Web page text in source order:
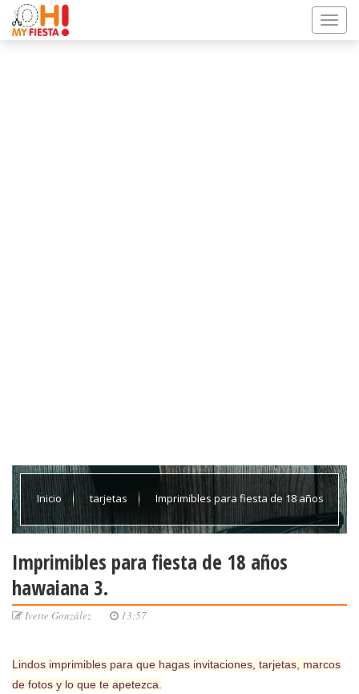
Inicio tarjetas Imprimibles para fiesta de 18 años
Imprimibles para fiesta de 18 años
hawaiana 3.
Ivette González 13:57
Lindos imprimibles para que hagas invitaciones, tarjetas, marcos
de fotos y lo que te apetezca.